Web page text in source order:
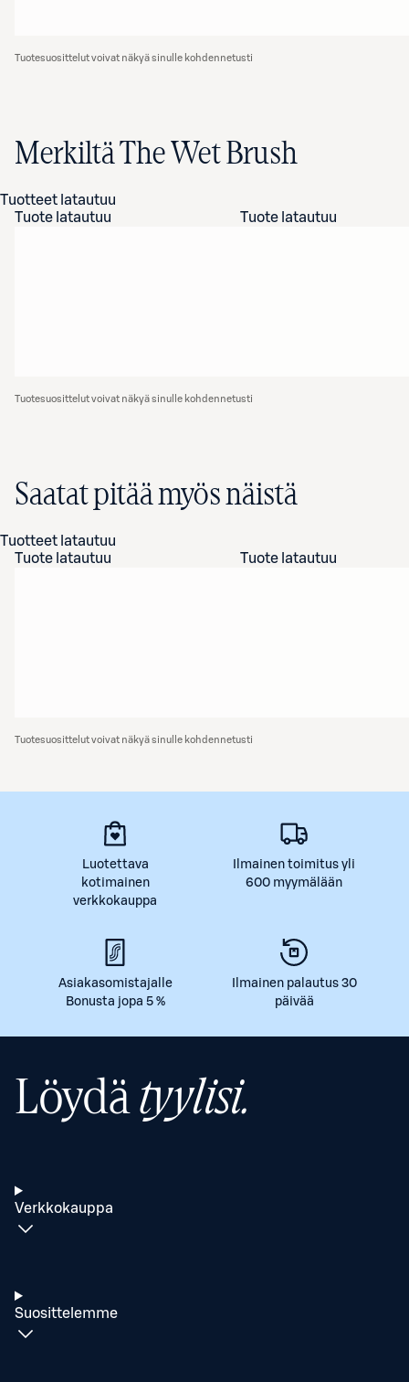
Tuotesuosittelut voivat näkyä sinulle kohdennetusti
Merkiltä The Wet Brush
Tuotteet latautuu
Tuote latautuu
Tuote latautuu
Tuotesuosittelut voivat näkyä sinulle kohdennetusti
Saatat pitää myös näistä
Tuotteet latautuu
Tuote latautuu
Tuote latautuu
Tuotesuosittelut voivat näkyä sinulle kohdennetusti
Luotettava
kotimainen
verkkokauppa
Ilmainen toimitus yli
600 myymälään
Asiakasomistajalle
Bonusta jopa 5 %
Ilmainen palautus 30
päivää
Löydätyylisi.
Verkkokauppa
Suosittelemme